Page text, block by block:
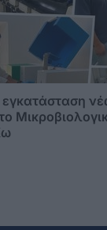
εγκατάσταση